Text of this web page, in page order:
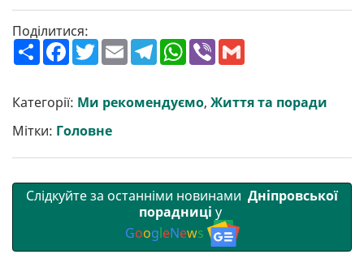
Поділитися:
П
о
р
и
т
и
F
a
b
o
o
k
T
w
e
r
E
m
l
T
e
g
r
W
h
s
A
V
r l
Категорії: Ми рекомендуємо, Життя та поради
Мітки: Головне
Слідкуйте за останніми новинами Дніпровської
порадниці у
GoogleNews